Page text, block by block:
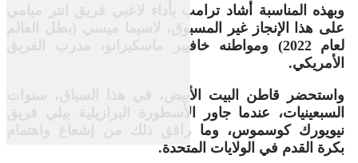
وبهذه المناسبة أشاد ترامب بأداء لاعبي فريق انتر ميامي
على هذا الإنجاز غير المسبوق، لاسيما ميسي (بطل العالم
لعام 2022) ومواطنه خافيير ماسكيرانو، مدرب الفريق
الأمريكي.
واستحضر قاطن البيت الأبيض، في هذا السياق، سنوات
السبعينيات، عندما جاور الأسطورة البرازيلية بيلي فريق
نيويورك كوسموس، وما رافق ذلك من إشعاع واهتمام
بكرة القدم في الولايات المتحدة.